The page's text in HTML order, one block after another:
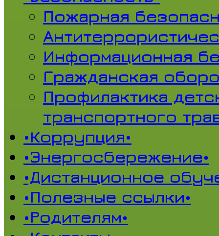
Пожарная
Информационная
Гражданская
Профилактика
транспортного
•Коррупция•
•Энергосбережение•
•Дистанционное
•Полезные ссылки•
•Родителям•